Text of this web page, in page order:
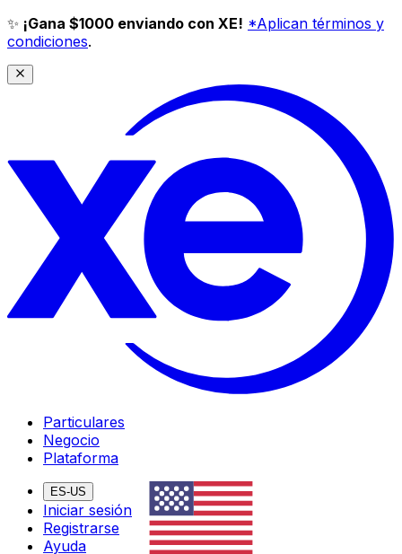
✨ ¡Gana $1000 enviando con XE! *Aplican términos y
condiciones.
Particulares
Negocio
Plataforma
ES-US
Iniciar sesión
Registrarse
Ayuda